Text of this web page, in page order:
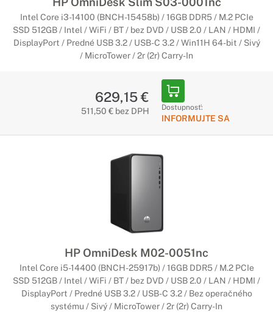
Intel Core i3-14100 (BNCH-15458b) / 16GB DDR5 / M.2 PCIe
SSD 512GB / Intel / WiFi / BT / bez DVD / USB 2.0 / LAN / HDMI /
DisplayPort / Predné USB 3.2 / USB-C 3.2 / Win11H 64-bit / Sivý
/ MicroTower / 2r (2r) Carry-In
629,15 €
511,50 € bez DPH Dostupnosť:
INFORMUJTE SA
HP OmniDesk M02-0051nc
Intel Core i5-14400 (BNCH-25917b) / 16GB DDR5 / M.2 PCIe
SSD 512GB / Intel / WiFi / BT / bez DVD / USB 2.0 / LAN / HDMI /
DisplayPort / Predné USB 3.2 / USB-C 3.2 / Bez operačného
systému / Sivý / MicroTower / 2r (2r) Carry-In